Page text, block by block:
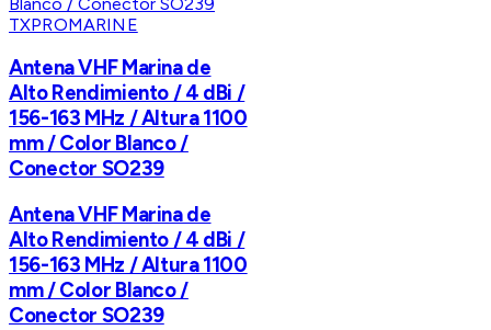
TXPROMARINE
Antena VHF Marina de
Alto Rendimiento / 4 dBi /
156-163 MHz / Altura 1100
mm / Color Blanco /
Conector SO239
Antena VHF Marina de
Alto Rendimiento / 4 dBi /
156-163 MHz / Altura 1100
mm / Color Blanco /
Conector SO239